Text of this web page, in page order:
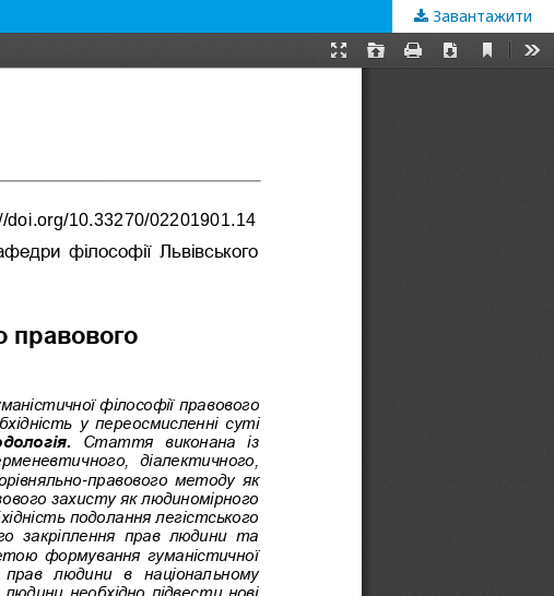
Завантажити